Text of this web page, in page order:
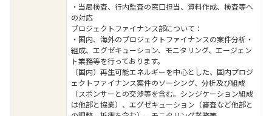
・当局検査、行内監査の窓口担当、資料作成、検査等へ
の対応
プロジェクトファイナンス部について：
・国内、海外のプロジェクトファイナンスの案件分析・
組成、エグゼキューション、モニタリング、エージェン
ト業務等を行っております。
（国内）再生可能エネルギーを中心とした、国内プロジ
ェクトファイナンス案件のソーシング、分析及び組成
（スポンサーとの交渉等を含む。シンジケーション組成
は他部と協業）、エグゼキューション（審査など他部と